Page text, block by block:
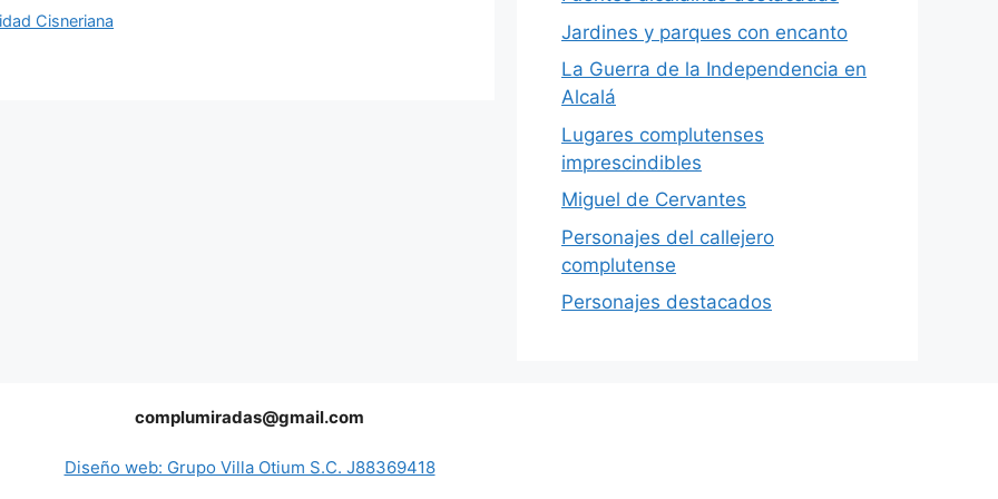
Cisneriana
Jardines y parques con encanto
La Guerra de la Independencia en
Alcalá
Lugares complutenses
imprescindibles
Miguel de Cervantes
Personajes del callejero
complutense
Personajes destacados
complumiradas@gmail.com
Diseño web: Grupo Villa Otium S.C. J88369418